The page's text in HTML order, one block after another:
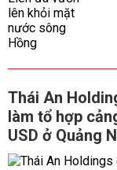
Thái An
làm tổ hợp
USD ở Quảng